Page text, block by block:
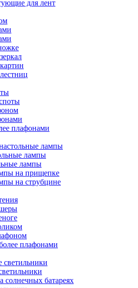
для лент
плафонами
лампы
лампы
лампы
на прищепке
на струбцине
плафонами
светильники
солнечных батареях